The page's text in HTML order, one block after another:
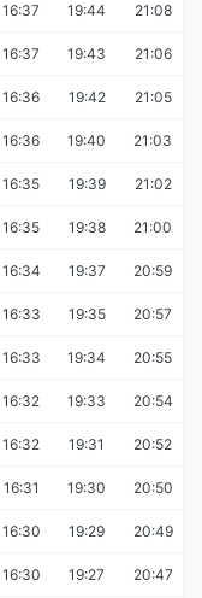
16:37 19:44 21:08
16:37 19:43 21:06
16:36 19:42 21:05
16:36 19:40 21:03
16:35 19:39 21:02
16:35 19:38 21:00
16:34 19:37 20:59
16:33 19:35 20:57
16:33 19:34 20:55
16:32 19:33 20:54
16:32 19:31 20:52
16:31 19:30 20:50
16:30 19:29 20:49
16:30 19:27 20:47